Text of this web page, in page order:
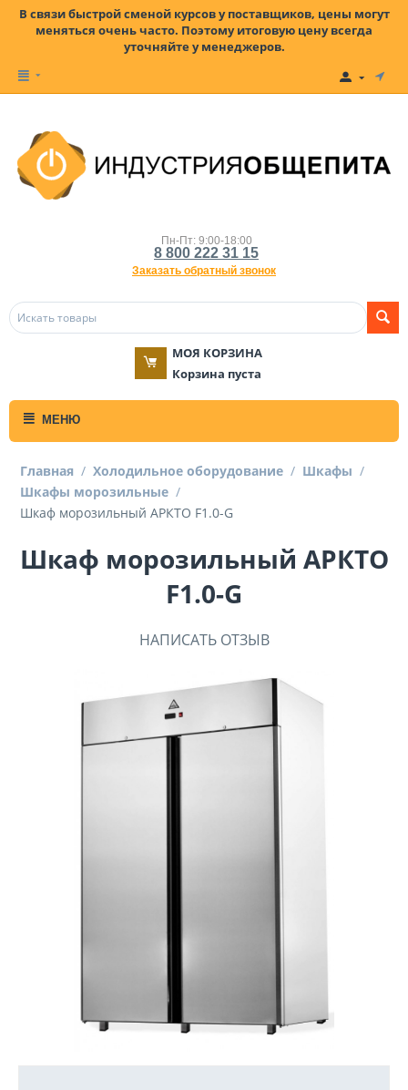
В связи быстрой сменой курсов у поставщиков, цены могут
меняться очень часто. Поэтому итоговую цену всегда
уточняйте у менеджеров.
Пн-Пт: 9:00-18:00
8 800 222 31 15
Заказать обратный звонок
МОЯ КОРЗИНА
Корзина пуста
МЕНЮ
Главная / Холодильное оборудование / Шкафы /
Шкафы морозильные /
Шкаф морозильный АРКТО F1.0-G
Шкаф морозильный АРКТО
F1.0-G
НАПИСАТЬ ОТЗЫВ